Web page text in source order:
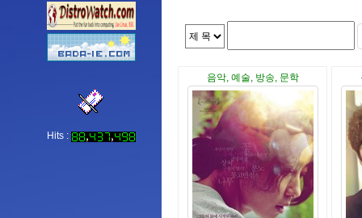
Hits :
음악, 예술, 방송, 문학